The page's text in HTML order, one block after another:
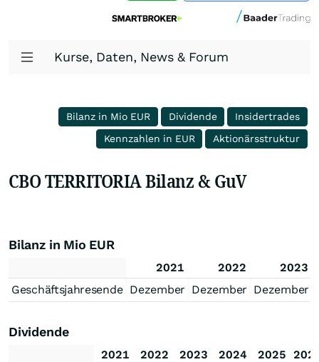
Kurse, Daten, News & Forum
Bilanz in Mio EUR Dividende
Insidertrades
Kennzahlen in EUR
Aktionärsstruktur
CBO TERRITORIA Bilanz & GuV
Bilanz in Mio EUR
2021 2022
2023
Geschäftsjahresende Dezember Dezember Dezember
Dividende
2021 2022 2023 2024 2025